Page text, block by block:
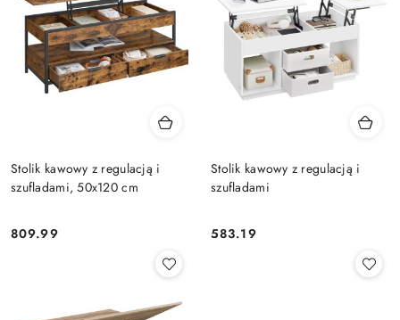
Stolik kawowy z regulacją i
szufladami, 50x120 cm
Cena:
809.99
Stolik kawowy z regulacją i
szufladami
Cena:
583.19